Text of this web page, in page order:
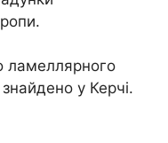
ламеллярного
у Керчі.